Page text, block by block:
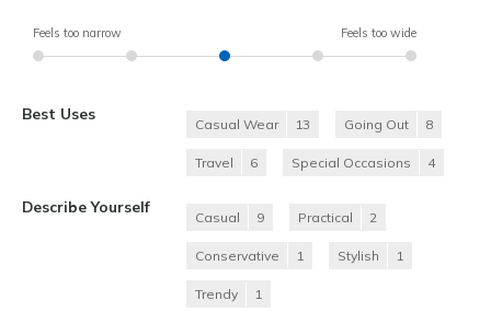
Feels too narrow Feels too wide
Best Uses
Casual Wear 13 Going Out 8
Travel 6 Special Occasions 4
Describe Yourself
Casual 9 Practical 2
Conservative 1 Stylish 1
Trendy 1